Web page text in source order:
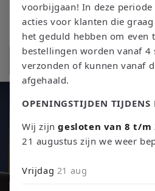
Retro Games,
Ontdek onze collectie retro
voorbijgaan! In deze
acties voor klanten die
het geduld hebben om even
bestellingen worden vanaf 4
verzonden of kunnen vanaf
afgehaald.
OPENINGSTIJDEN TIJDENS
Wij zijngesloten van 8 t/m
21 augustus zijn we weer
Vrijdag 21 aug